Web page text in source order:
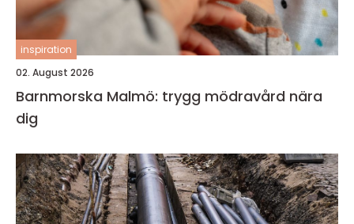
inspiration
02. August 2026
Barnmorska Malmö: trygg mödravård nära
dig